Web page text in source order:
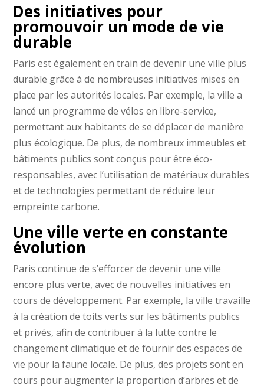
Des initiatives pour
promouvoir un mode de vie
durable
Paris est également en train de devenir une ville plus
durable grâce à de nombreuses initiatives mises en
place par les autorités locales. Par exemple, la ville a
lancé un programme de vélos en libre-service,
permettant aux habitants de se déplacer de manière
plus écologique. De plus, de nombreux immeubles et
bâtiments publics sont conçus pour être éco-
responsables, avec l’utilisation de matériaux durables
et de technologies permettant de réduire leur
empreinte carbone.
Une ville verte en constante
évolution
Paris continue de s’efforcer de devenir une ville
encore plus verte, avec de nouvelles initiatives en
cours de développement. Par exemple, la ville travaille
à la création de toits verts sur les bâtiments publics
et privés, afin de contribuer à la lutte contre le
changement climatique et de fournir des espaces de
vie pour la faune locale. De plus, des projets sont en
cours pour augmenter la proportion d’arbres et de